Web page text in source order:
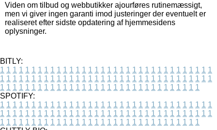
Viden om tilbud og webbutikker ajourføres rutinemæssigt,
men vi giver ingen garanti imod justeringer der eventuelt er
realiseret efter sidste opdatering af hjemmesidens
oplysninger.
BITLY:
1 1 1 1 1 1 1 1 1 1 1 1 1 1 1 1 1 1 1 1 1 1 1 1 1 1 1 1 1 1 1 1 1 1
1 1 1 1 1 1 1 1 1 1 1 1 1 1 1 1 1 1 1 1 1 1 1 1 1 1 1 1 1 1 1 1 1 1
1 1 1 1 1 1 1 1 1 1 1 1 1 1 1 1 1 1 1 1 1 1 1 1 1 1 1 1 1 1 1 1
SPOTIFY:
1 1 1 1 1 1 1 1 1 1 1 1 1 1 1 1 1 1 1 1 1 1 1 1 1 1 1 1 1 1 1 1 1 1
1 1 1 1 1 1 1 1 1 1 1 1 1 1 1 1 1 1 1 1 1 1 1 1 1 1 1 1 1 1 1 1 1 1
1 1 1 1 1 1 1 1 1 1 1 1 1 1 1 1 1 1 1 1 1 1 1 1 1 1 1 1 1 1 1 1